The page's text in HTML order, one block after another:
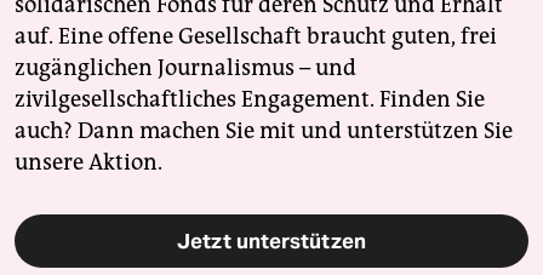
solidarischen Fonds für deren Schutz und Erhalt
auf. Eine offene Gesellschaft braucht guten, frei
zugänglichen Journalismus – und
zivilgesellschaftliches Engagement. Finden Sie
auch? Dann machen Sie mit und unterstützen Sie
unsere Aktion.
Jetzt unterstützen